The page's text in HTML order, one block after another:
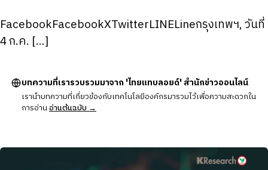
FacebookFacebookXTwitterLINELineกรุงเทพฯ, วันที่
4 ก.ค. […]
บทความที่เรารวบรวมมาจาก 'ไทยแทบลอยด์' สำนักข่าวออนไลน์
เรานำบทความที่เกี่ยวข้องกับเทคโนโลยีองค์กรมารวมไว้เพื่อความสะดวกใน
การอ่านอ่านต้นฉบับ →